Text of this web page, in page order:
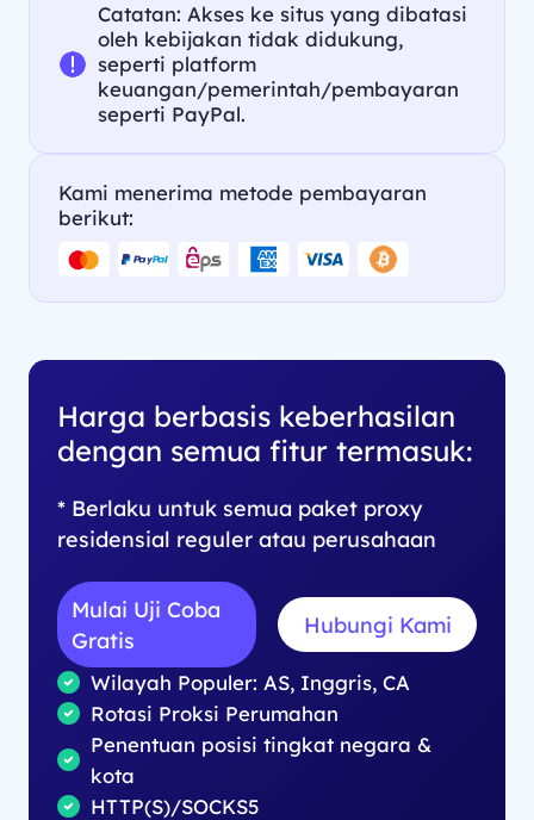
Catatan: Akses ke situs yang dibatasi
oleh kebijakan tidak didukung,
seperti platform
keuangan/pemerintah/pembayaran
seperti PayPal.
Kami menerima metode pembayaran
berikut:
Harga berbasis keberhasilan
dengan semua fitur termasuk:
* Berlaku untuk semua paket proxy
residensial reguler atau perusahaan
Mulai Uji Coba
Gratis
Hubungi Kami
Wilayah Populer: AS, Inggris, CA
Rotasi Proksi Perumahan
Penentuan posisi tingkat negara &
kota
HTTP(S)/SOCKS5